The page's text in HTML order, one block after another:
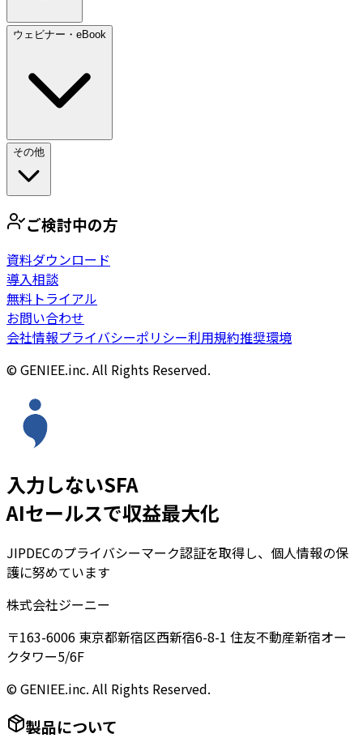
ウェビナー・eBook
その他
ご検討中の方
資料ダウンロード
導入相談
無料トライアル
お問い合わせ
会社情報プライバシーポリシー利用規約推奨環境
© GENIEE.inc. All Rights Reserved.
入力しないSFA
AIセールスで収益最大化
JIPDECのプライバシーマーク認証を取得し、個人情報の保
護に努めています
株式会社ジーニー
〒163-6006 東京都新宿区西新宿6-8-1 住友不動産新宿オー
クタワー5/6F
© GENIEE.inc. All Rights Reserved.
製品について